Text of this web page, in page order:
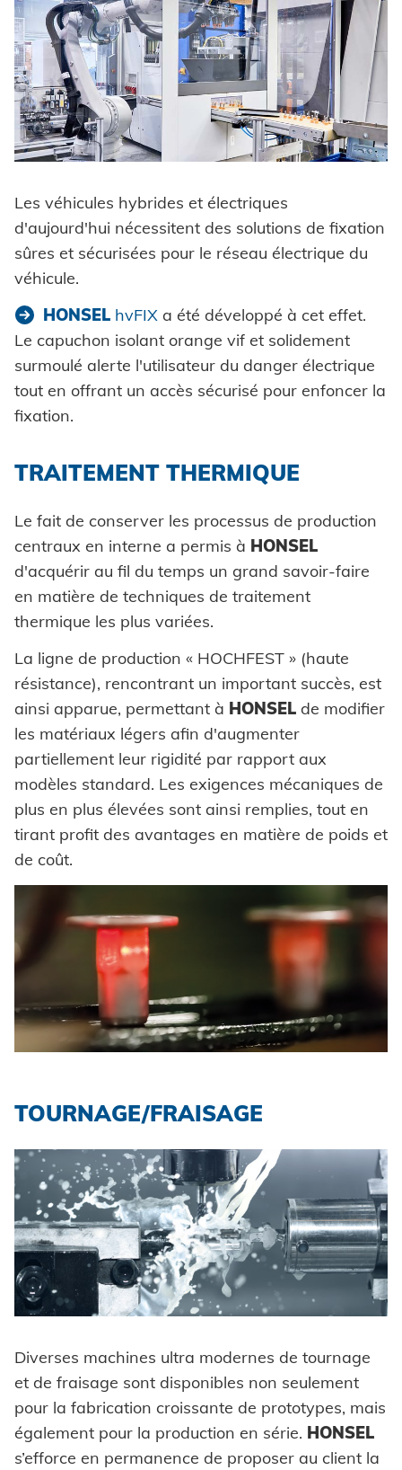
Les véhicules hybrides et électriques
d'aujourd'hui nécessitent des solutions de fixation
sûres et sécurisées pour le réseau électrique du
véhicule.
HONSELhvFIXa été développé à cet effet.
Le capuchon isolant orange vif et solidement
surmoulé alerte l'utilisateur du danger électrique
tout en offrant un accès sécurisé pour enfoncer la
fixation.
TRAITEMENT THERMIQUE
Le fait de conserver les processus de production
centraux en interne a permis à HONSEL
d'acquérir au fil du temps un grand savoir-faire
en matière de techniques de traitement
thermique les plus variées.
La ligne de production « HOCHFEST » (haute
résistance), rencontrant un important succès, est
ainsi apparue, permettant à HONSEL de modifier
les matériaux légers afin d'augmenter
partiellement leur rigidité par rapport aux
modèles standard. Les exigences mécaniques de
plus en plus élevées sont ainsi remplies, tout en
tirant profit des avantages en matière de poids et
de coût.
TOURNAGE/FRAISAGE
Diverses machines ultra modernes de tournage
et de fraisage sont disponibles non seulement
pour la fabrication croissante de prototypes, mais
également pour la production en série. HONSEL
s’efforce en permanence de proposer au client la